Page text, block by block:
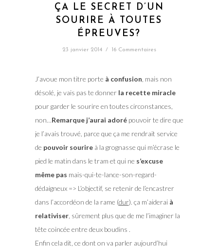
ÇA LE SECRET D’UN
SOURIRE À TOUTES
ÉPREUVES?
23 janvier 2014 / 16 Commentaires
J’avoue mon titre porte à confusion, mais non
désolé, je vais pas te donnerla recette miracle
pour garder le sourire en toutes circonstances,
non…Remarque j’aurai adorépouvoir te dire que
je l’avais trouvé, parce que ça me rendrait service
de pouvoir sourireà la grognasse qui m’écrase le
pied le matin dans le tram et qui ne s’excuse
même pas mais-qui-te-lance-son-regard-
dédaigneux => L’objectif, se retenir de l’encastrer
dans l’accordéon de la rame (dur). ça m’aiderai à
relativiser, sûrement plus que de me l’imaginer la
tête coincée entre deux boudins .
Enfin cela dit, ce dont on va parler aujourd’hui